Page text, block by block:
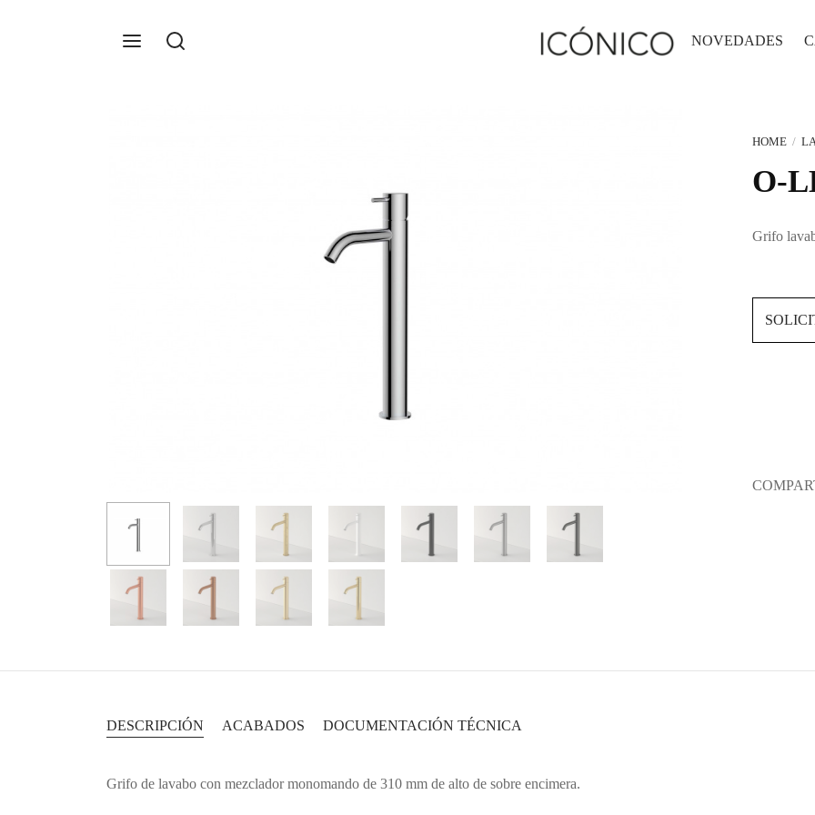
NOVEDADES
HOME /
O-
Grifo
DESCRIPCIÓN ACABADOS DOCUMENTACIÓN TÉCNICA
Grifo de lavabo con mezclador monomando de 310 mm de alto de sobre encimera.